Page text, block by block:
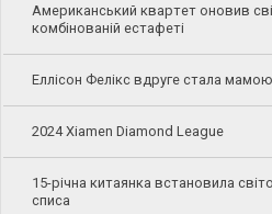
Американський квартет оновив
комбінованій естафеті
Еллісон Фелікс вдруге стала мамою
2024 Xiamen Diamond League
15-річна китаянка встановила
списа